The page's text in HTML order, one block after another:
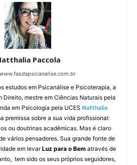
Paccola
estudos em Psicanálise e Psicoterapia, a
Direito, mestre em Ciências Naturais pela
em Psicologia pela UCES Natthalia
premissa sobre a sua vida profissional:
ou doutrinas acadêmicas. Mas é claro
vários pensadores. Sua grande fonte de
em levarLuz para o Bematravés de
tem sido os seus próprios seguidores,